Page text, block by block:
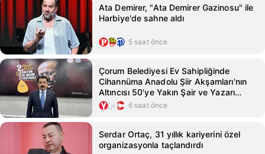
Ata Demirer, "Ata Demirer Gazinosu" ile
Harbiye'de sahne aldı
5 saat önce
Çorum Belediyesi Ev Sahipliğinde
Cihannüma Anadolu Şiir Akşamları'nın
Altıncısı 50'ye Yakın Şair ve Yazarı
Buluşturacak6 saat önce
Serdar Ortaç, 31 yıllık kariyerini özel
organizasyonla taçlandırdı